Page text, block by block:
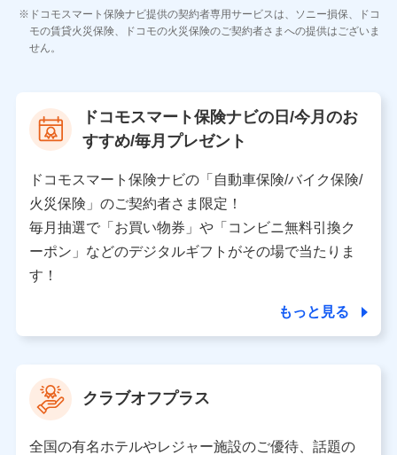
各種お問い合わせに対応するため
当社のサービスに関する情報提供や、皆様に有用なお知らせ
をお送りするため
当社の対応品質向上やお問い合わせ内容の正確な把握のため
個人情報保護管理者の職名、連絡先
〒103-0013 東京都中央区日本橋人形町2-14-10 アー
バンネット日本橋ビル 3F
株式会社ドコモ・インシュアランス
個人情報の第三者提供について
当社は利用目的の達成に必要な範囲内において個人情報
の取り扱いの全部または一部を委託する場合がありま
す。
ドコモスマート保険ナビ提供の契約者専用サービスは、ソニー損保、ドコ
モの賃貸火災保険、ドコモの火災保険のご契約者さまへの提供はございま
せん。
ドコモスマート保険ナビの日/今月のお
すすめ/毎月プレゼント
ドコモスマート保険ナビの「自動車保険/バイク保険/
火災保険」のご契約者さま限定！
毎月抽選で「お買い物券」や「コンビニ無料引換ク
ーポン」などのデジタルギフトがその場で当たりま
す！
もっと見る
クラブオフプラス
全国の有名ホテルやレジャー施設のご優待、話題の